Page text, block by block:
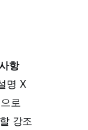
항
명 X
로
강조